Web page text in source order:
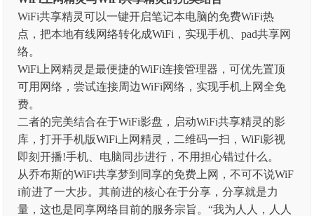
WiFi共享精灵可以一键开启笔记本电脑的免费WiFi热
点，把本地有线网络转化成WiFi，实现手机、pad共享网
络。
WiFi上网精灵是最便捷的WiFi连接管理器，可优先置顶
可用网络，尝试连接周边WiFi网络，实现手机上网全免
费。
二者的完美结合在于WiFi影盘，启动WiFi共享精灵的影
库，打开手机版WiFi上网精灵，二维码一扫，WiFi影视
即刻开播!手机、电脑同步进行，不用担心错过什么。
从乔布斯的WiFi共享梦到同享的免费上网，不可不说WiF
i前进了一大步。其前进的核心在于分享，分享就是力
量，这也是同享网络目前的服务宗旨。“我为人人，人人